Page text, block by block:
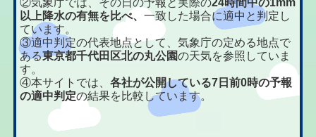
②気象庁では、その日の予報と実際の24時間中の1mm
以上降水の有無を比べ、一致した場合に適中と判定し
ています。
③適中判定の代表地点として、気象庁の定める地点で
ある東京都千代田区北の丸公園の天気を参照していま
す。
④本サイトでは、各社が公開している7日前0時の予報
の適中判定の結果を比較しています。